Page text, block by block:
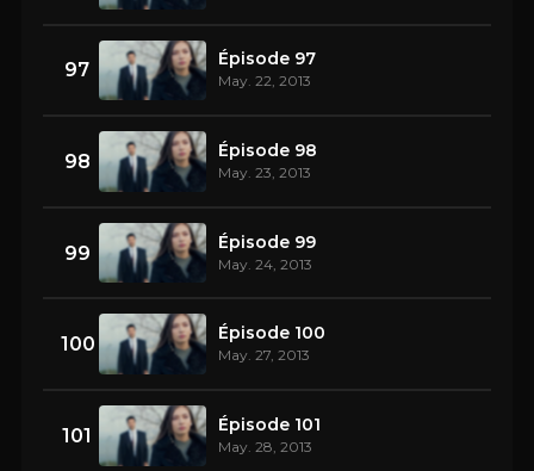
97 Épisode 97
May. 22, 2013
98 Épisode 98
May. 23, 2013
99 Épisode 99
May. 24, 2013
100 Épisode 100
May. 27, 2013
101 Épisode 101
May. 28, 2013